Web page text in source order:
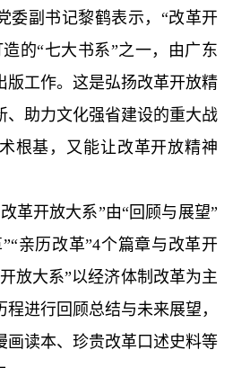
副书记黎鹤表示，“改革开
的“七大书系”之一，由广东
版工作。这是弘扬改革开放精
、助力文化强省建设的重大战
根基，又能让改革开放精神
开放大系”由“回顾与展望”
亲历改革”4个篇章与改革开
放大系”以经济体制改革为主
进行回顾总结与未来展望，
画读本、珍贵改革口述史料等